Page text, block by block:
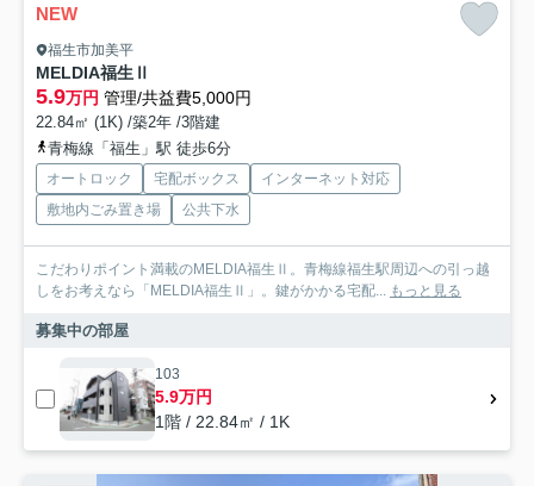
NEW
福生市加美平
MELDIA福生Ⅱ
5.9万円 管理/共益費5,000円
22.84㎡ (1K) /築2年 /3階建
青梅線「福生」駅 徒歩6分
オートロック 宅配ボックス
インターネット対応
敷地内ごみ置き場
公共下水
こだわりポイント満載のMELDIA福生Ⅱ。青梅線福生駅周辺への引っ越
しをお考えなら「MELDIA福生Ⅱ」。鍵がかかる宅配... もっと見る
募集中の部屋
103
5.9万円
1階 / 22.84㎡ / 1K